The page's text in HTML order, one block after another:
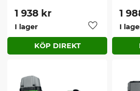
1 938 kr
Lägg till i
I lager
1
I